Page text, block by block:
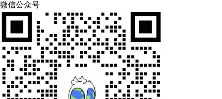
微信公众号